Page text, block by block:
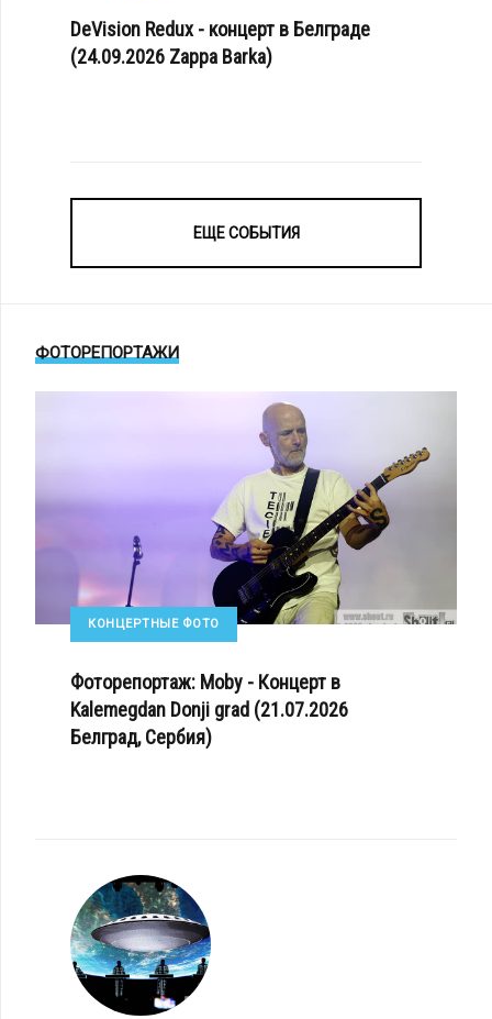
DeVision Redux - концерт в Белграде
(24.09.2026 Zappa Barka)
ЕЩЕ СОБЫТИЯ
ФОТОРЕПОРТАЖИ
КОНЦЕРТНЫЕ ФОТО
Фоторепортаж: Moby - Концерт в
Kalemegdan Donji grad (21.07.2026
Белград, Сербия)